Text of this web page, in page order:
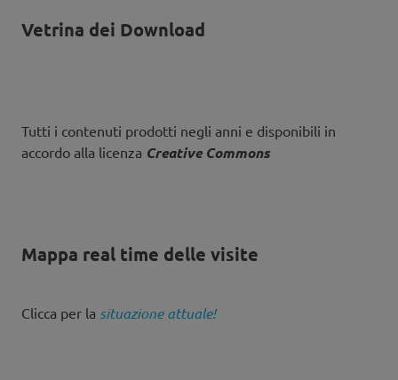
Vetrina dei Download
Tutti i contenuti prodotti negli anni e disponibili in
accordo alla licenza Creative Commons
Mappa real time delle visite
Clicca per la situazione attuale!